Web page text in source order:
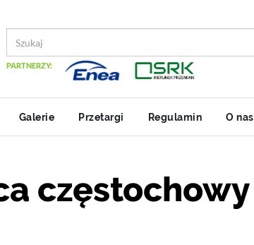
PARTNERZY:
Galerie Przetargi Regulamin O nas
częstochowy